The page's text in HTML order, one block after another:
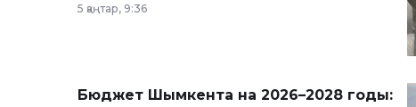
5 қаңтар, 9:36
Бюджет Шымкента на 2026–2028 годы: